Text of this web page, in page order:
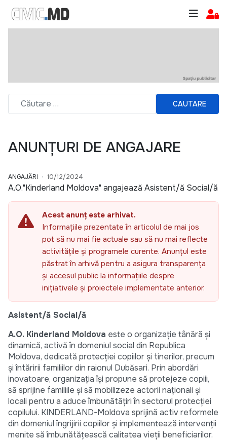
CAUTARE
ANUNȚURI DE ANGAJARE
ANGAJĂRI 10/12/2024
A.O."Kinderland Moldova" angajează Asistent/ă Social/ă
Acest anunț este arhivat.
Informațiile prezentate în articolul de mai jos
pot să nu mai fie actuale sau să nu mai reflecte
activitățile și programele curente. Anunțul este
păstrat în arhivă pentru a asigura transparența
și accesul public la informațiile despre
inițiativele și proiectele implementate anterior.
Asistent/ă Social/ă
A.O. Kinderland Moldova este o organizație tânără și
dinamică, activă în domeniul social din Republica
Moldova, dedicată protecției copiilor și tinerilor, precum
și întăririi familiilor din raionul Dubăsari. Prin abordări
inovatoare, organizația își propune să protejeze copiii,
să sprijine familiile și să mobilizeze actorii naționali și
locali pentru a aduce îmbunătățiri în sectorul protecției
copilului. KINDERLAND-Moldova sprijină activ reformele
din domeniul îngrijirii copiilor și implementează intervenții
menite să îmbunătățească calitatea vieții beneficiarilor.